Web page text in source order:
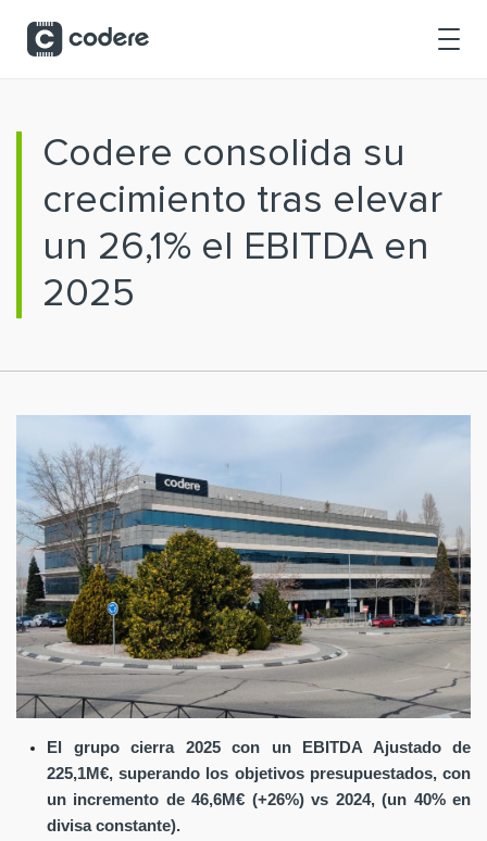
Codere consolida su
crecimiento tras elevar
un 26,1% el EBITDA en
2025
El grupo cierra 2025 con un EBITDA Ajustado de
225,1M€, superando los objetivos presupuestados, con
un incremento de 46,6M€ (+26%) vs 2024, (un 40% en
divisa constante).